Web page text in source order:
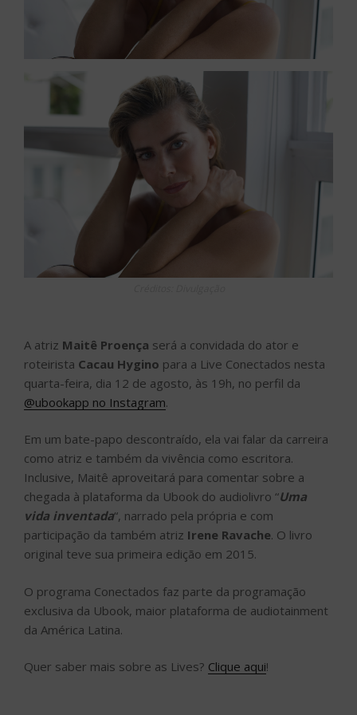
A atriz Maitê Proença será a convidada do ator e
roteirista Cacau Hygino para a Live Conectados nesta
quarta-feira, dia 12 de agosto, às 19h, no perfil da
@ubookapp no Instagram.
Em um bate-papo descontraído, ela vai falar da carreira
como atriz e também da vivência como escritora.
Inclusive, Maitê aproveitará para comentar sobre a
chegada à plataforma da Ubook do audiolivro “Uma
vida inventada“, narrado pela própria e com
participação da também atriz Irene Ravache. O livro
original teve sua primeira edição em 2015.
O programa Conectados faz parte da programação
exclusiva da Ubook, maior plataforma de audiotainment
da América Latina.
Quer saber mais sobre as Lives? Clique aqui!